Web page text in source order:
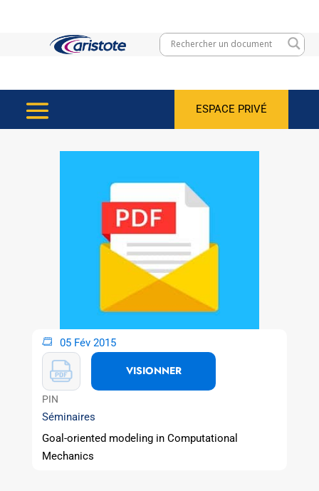
ESPACE PRIVÉ
05 Fév 2015
VISIONNER
PIN
Séminaires
Goal-oriented modeling in Computational
Mechanics